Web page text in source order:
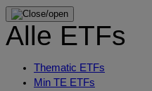
Alle ETFs
Thematic ETFs
Min TE ETFs